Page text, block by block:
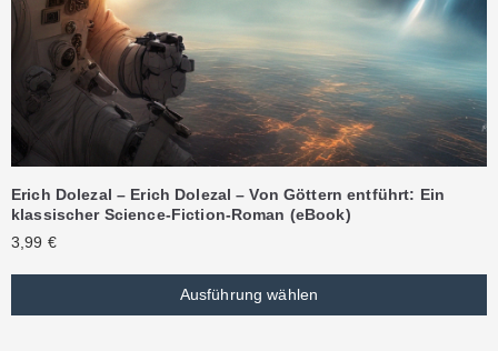
Erich Dolezal – Erich Dolezal – Von Göttern entführt: Ein
klassischer Science-Fiction-Roman (eBook)
3,99 €
Ausführung wählen